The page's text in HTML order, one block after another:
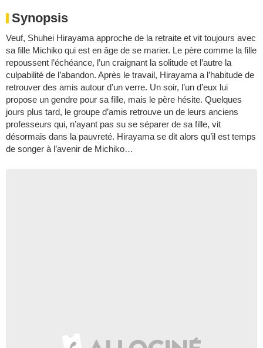
Synopsis
Veuf, Shuhei Hirayama approche de la retraite et vit toujours avec
sa fille Michiko qui est en âge de se marier. Le père comme la fille
repoussent l’échéance, l’un craignant la solitude et l’autre la
culpabilité de l’abandon. Après le travail, Hirayama a l’habitude de
retrouver des amis autour d’un verre. Un soir, l’un d’eux lui
propose un gendre pour sa fille, mais le père hésite. Quelques
jours plus tard, le groupe d’amis retrouve un de leurs anciens
professeurs qui, n’ayant pas su se séparer de sa fille, vit
désormais dans la pauvreté. Hirayama se dit alors qu’il est temps
de songer à l’avenir de Michiko…